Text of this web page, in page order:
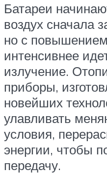
Батареи
воздух сначала
но с
интенсивнее
излучение.
приборы,
новейших
улавливать
условия,
энергии, чтобы
передачу.